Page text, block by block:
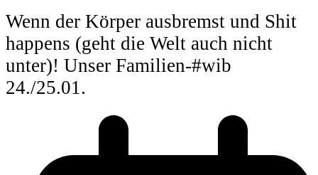
Wenn der Körper ausbremst und Shit
happens (geht die Welt auch nicht
unter)! Unser Familien-#wib
24./25.01.